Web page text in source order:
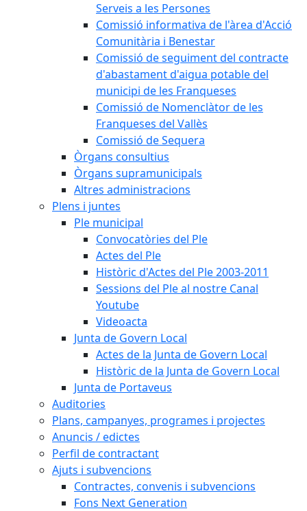
Serveis a les Persones
Comissió informativa de l'àrea d'Acció
Comunitària i Benestar
Comissió de seguiment del contracte
d'abastament d'aigua potable del
municipi de les Franqueses
Comissió de Nomenclàtor de les
Franqueses del Vallès
Comissió de Sequera
Òrgans consultius
Òrgans supramunicipals
Altres administracions
Plens i juntes
Ple municipal
Convocatòries del Ple
Actes del Ple
Històric d'Actes del Ple 2003-2011
Sessions del Ple al nostre Canal
Youtube
Videoacta
Junta de Govern Local
Actes de la Junta de Govern Local
Històric de la Junta de Govern Local
Junta de Portaveus
Auditories
Plans, campanyes, programes i projectes
Anuncis / edictes
Perfil de contractant
Ajuts i subvencions
Contractes, convenis i subvencions
Fons Next Generation